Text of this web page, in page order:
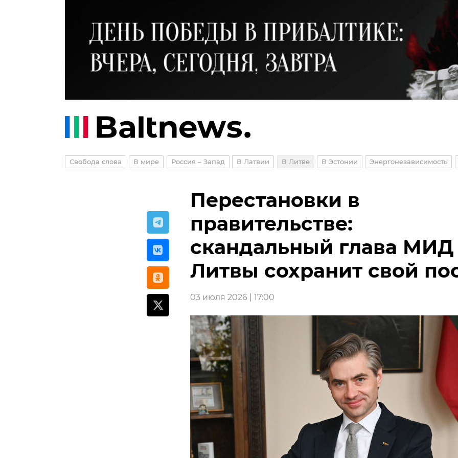
Свобода слова В мире Россия – Запад В Латвии В Литве В Эстонии Энергонезависимость
Перестановки в
правительстве:
скандальный глава МИД
Литвы сохранит свой
03 июля 2026 | 17:00